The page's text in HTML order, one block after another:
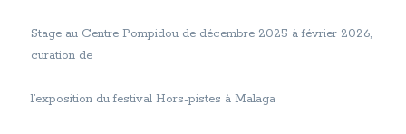
Stage au Centre Pompidou de décembre 2025 à février 2026,
curation de
l’exposition du festival Hors-pistes à Malaga